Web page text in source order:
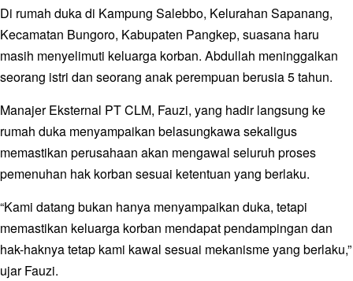
Di rumah duka di Kampung Salebbo, Kelurahan Sapanang,
Kecamatan Bungoro, Kabupaten Pangkep, suasana haru
masih menyelimuti keluarga korban. Abdullah meninggalkan
seorang istri dan seorang anak perempuan berusia 5 tahun.
Manajer Eksternal PT CLM, Fauzi, yang hadir langsung ke
rumah duka menyampaikan belasungkawa sekaligus
memastikan perusahaan akan mengawal seluruh proses
pemenuhan hak korban sesuai ketentuan yang berlaku.
“Kami datang bukan hanya menyampaikan duka, tetapi
memastikan keluarga korban mendapat pendampingan dan
hak-haknya tetap kami kawal sesuai mekanisme yang berlaku,”
ujar Fauzi.